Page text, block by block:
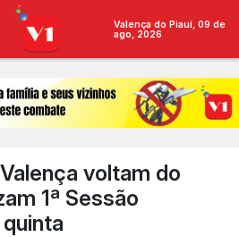
Valença do Piauí, 09 de
ago, 2026
voltam do
1ª Sessão